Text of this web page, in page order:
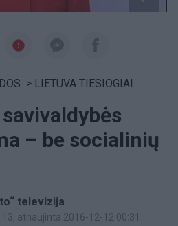
> LIETUVA TIESIOGIAI
– be socialinių
televizija
, atnaujinta 2016-12-12 00:31